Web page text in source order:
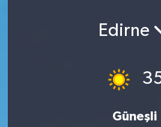
Edirne
Güneşli